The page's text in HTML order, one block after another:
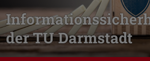
der TU Darmstadt